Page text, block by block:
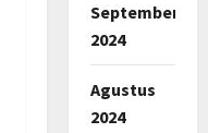
September
2024
Agustus
2024